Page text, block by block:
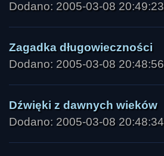
Dodano: 2005-03-08 20:49:23
Zagadka długowieczności
Dodano: 2005-03-08 20:48:56
Dźwięki z dawnych wieków
Dodano: 2005-03-08 20:48:34